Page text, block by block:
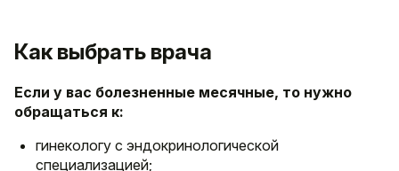
Как выбрать врача
Если у вас болезненные месячные, то нужно
обращаться к:
гинекологу с эндокринологической
специализацией;